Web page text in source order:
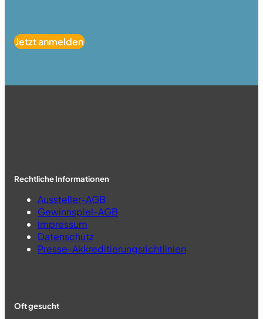
Jetzt anmelden
Rechtliche Informationen
Aussteller-AGB
Gewinnspiel-AGB
Impressum
Datenschutz
Presse-Akkreditierungsrichtlinien
Oft gesucht